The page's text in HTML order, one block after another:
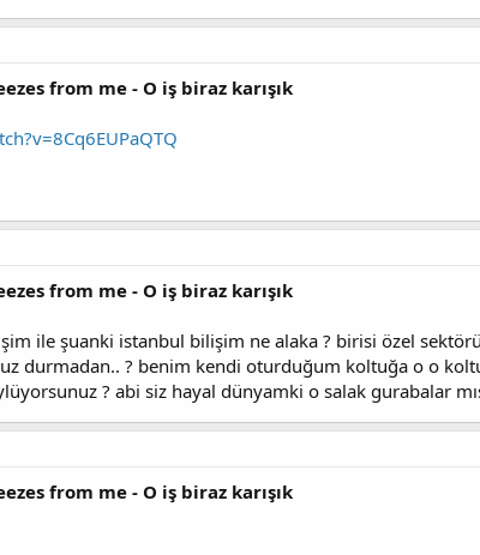
from me - O iş biraz karışık
from me - O iş biraz karışık
ile şuanki istanbul bilişim ne alaka ? birisi özel
durmadan.. ? benim kendi oturduğum koltuğa o o
? abi siz hayal dünyamki o salak gurabalar
from me - O iş biraz karışık